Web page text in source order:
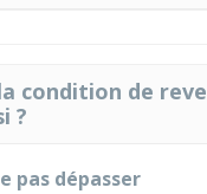
condition de
?
pas dépasser